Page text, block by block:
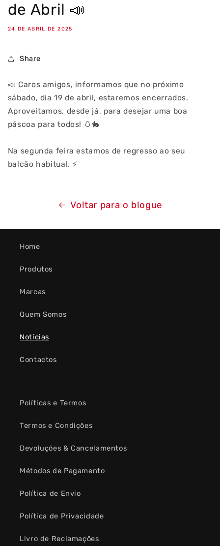
de Abril 📣
24 DE ABRIL DE 2025
Share
📣 Caros amigos, informamos que no próximo
sábado, dia 19 de abril, estaremos encerrados.
Aproveitamos, desde já, para desejar uma boa
páscoa para todos! 🥚🐇
Na segunda feira estamos de regresso ao seu
balcão habitual. ⚡
Voltar para o blogue
Home
Produtos
Marcas
Quem Somos
Notícias
Contactos
Políticas e Termos
Termos e Condições
Devoluções & Cancelamentos
Métodos de Pagamento
Política de Envio
Política de Privacidade
Livro de Reclamações